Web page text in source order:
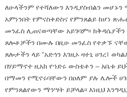
ለሁላችንም የተሻለውን እንዲያስብልን መሆኑን
አምነንበት የምናስቀድስና የምንጸልይ ከሆነ
መንፈስ ሊጠናወጣቸው አይገባም፡፡ ከቅዳሴያችን
ጸሎቶቻችን በሙሉ በዚሁ መንፈስ የተቃኙ
ጸሎታችን ላይ “አድኅን እገዚኦ ዛተኒ ሀገረ፤
በሃይማኖተ ዚአከ የኀድሩ ውስቴቶን – አቤቱ
በማመን የሚኖሩባቸውን በዐለም ያሉ ሌሎች
የምንጸልየውን ማንሣት ይቻላል፡፡ እነዚህ